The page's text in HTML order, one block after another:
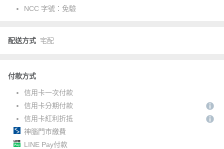
NCC 字號： 免驗
配送方式 宅配
付款方式
信用卡一次付款
信用卡分期付款
信用卡紅利折抵
神腦門市繳費
LINE Pay付款